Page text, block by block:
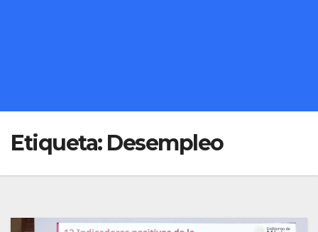
Etiqueta: Desempleo